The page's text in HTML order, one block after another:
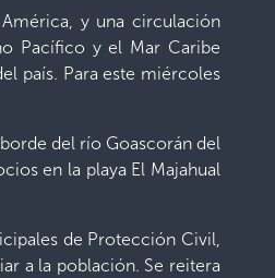
y una circulación
Pacífico y el Mar Caribe
país. Para este miércoles
del río Goascorán del
en la playa El Majahual
de Protección Civil,
a la población. Se reitera